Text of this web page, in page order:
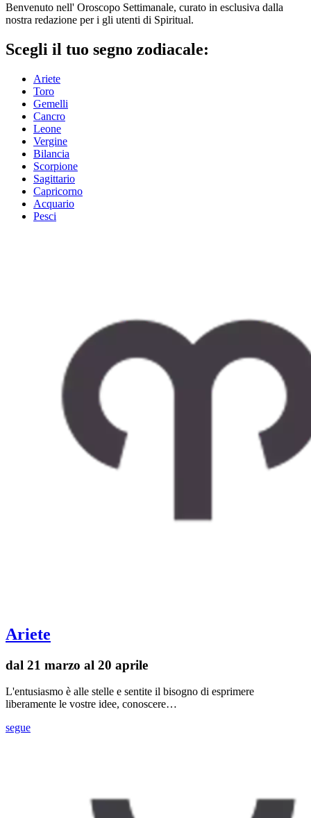
Benvenuto nell' Oroscopo Settimanale, curato in esclusiva dalla
nostra redazione per i gli utenti di Spiritual.
Scegli il tuo segno zodiacale:
Ariete
Toro
Gemelli
Cancro
Leone
Vergine
Bilancia
Scorpione
Sagittario
Capricorno
Acquario
Pesci
Ariete
dal 21 marzo al 20 aprile
L'entusiasmo è alle stelle e sentite il bisogno di esprimere
liberamente le vostre idee, conoscere…
segue